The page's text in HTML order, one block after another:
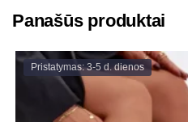
Panašūs produktai
Pristatymas: 3-5 d. dienos